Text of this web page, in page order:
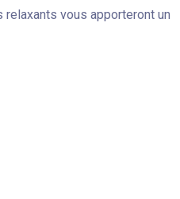
vous apporteront un